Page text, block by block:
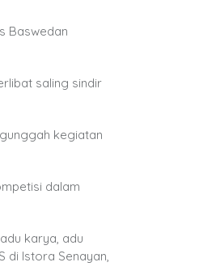
Baswedan
saling sindir
kegiatan
dalam
karya, adu
di Istora Senayan,